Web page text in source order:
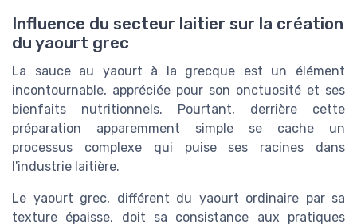
Influence du secteur laitier sur la création
du yaourt grec
La sauce au yaourt à la grecque est un élément
incontournable, appréciée pour son onctuosité et ses
bienfaits nutritionnels. Pourtant, derrière cette
préparation apparemment simple se cache un
processus complexe qui puise ses racines dans
l'industrie laitière.
Le yaourt grec, différent du yaourt ordinaire par sa
texture épaisse, doit sa consistance aux pratiques